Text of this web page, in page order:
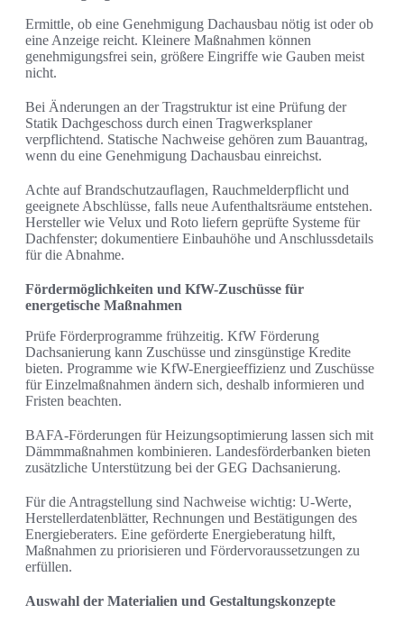
Ermittle, ob eine Genehmigung Dachausbau nötig ist oder ob
eine Anzeige reicht. Kleinere Maßnahmen können
genehmigungsfrei sein, größere Eingriffe wie Gauben meist
nicht.
Bei Änderungen an der Tragstruktur ist eine Prüfung der
Statik Dachgeschoss durch einen Tragwerksplaner
verpflichtend. Statische Nachweise gehören zum Bauantrag,
wenn du eine Genehmigung Dachausbau einreichst.
Achte auf Brandschutzauflagen, Rauchmelderpflicht und
geeignete Abschlüsse, falls neue Aufenthaltsräume entstehen.
Hersteller wie Velux und Roto liefern geprüfte Systeme für
Dachfenster; dokumentiere Einbauhöhe und Anschlussdetails
für die Abnahme.
Fördermöglichkeiten und KfW-Zuschüsse für
energetische Maßnahmen
Prüfe Förderprogramme frühzeitig. KfW Förderung
Dachsanierung kann Zuschüsse und zinsgünstige Kredite
bieten. Programme wie KfW-Energieeffizienz und Zuschüsse
für Einzelmaßnahmen ändern sich, deshalb informieren und
Fristen beachten.
BAFA-Förderungen für Heizungsoptimierung lassen sich mit
Dämmmaßnahmen kombinieren. Landesförderbanken bieten
zusätzliche Unterstützung bei der GEG Dachsanierung.
Für die Antragstellung sind Nachweise wichtig: U‑Werte,
Herstellerdatenblätter, Rechnungen und Bestätigungen des
Energieberaters. Eine geförderte Energieberatung hilft,
Maßnahmen zu priorisieren und Fördervoraussetzungen zu
erfüllen.
Auswahl der Materialien und Gestaltungskonzepte